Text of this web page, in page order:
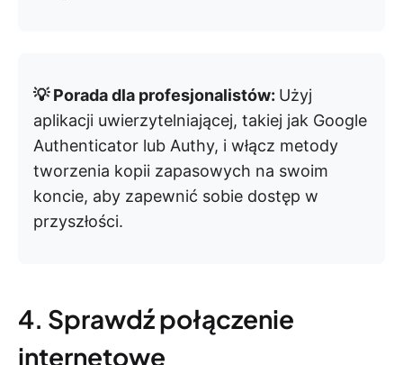
💡 Porada dla profesjonalistów: Użyj
aplikacji uwierzytelniającej, takiej jak Google
Authenticator lub Authy, i włącz metody
tworzenia kopii zapasowych na swoim
koncie, aby zapewnić sobie dostęp w
przyszłości.
4. Sprawdź połączenie
internetowe